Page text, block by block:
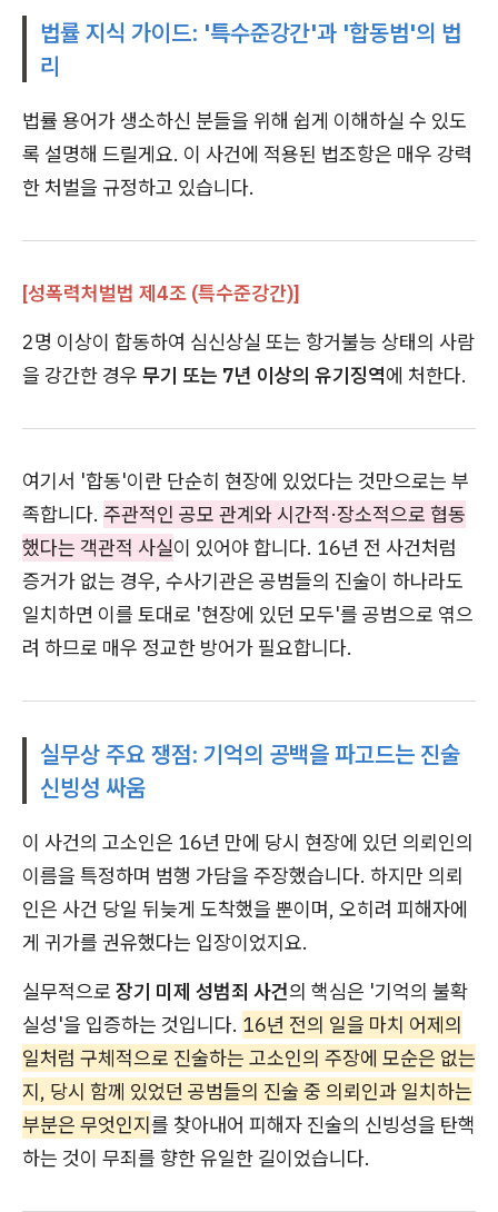
법률 지식 가이드: '특수준강간'과 '합동범'의 법
리
법률 용어가 생소하신 분들을 위해 쉽게 이해하실 수 있도
록 설명해 드릴게요. 이 사건에 적용된 법조항은 매우 강력
한 처벌을 규정하고 있습니다.
[성폭력처벌법 제4조 (특수준강간)]
2명 이상이 합동하여 심신상실 또는 항거불능 상태의 사람
을 강간한 경우 무기 또는 7년 이상의 유기징역에 처한다.
여기서 '합동'이란 단순히 현장에 있었다는 것만으로는 부
족합니다. 주관적인 공모 관계와 시간적·장소적으로 협동
했다는 객관적 사실이 있어야 합니다. 16년 전 사건처럼
증거가 없는 경우, 수사기관은 공범들의 진술이 하나라도
일치하면 이를 토대로 '현장에 있던 모두'를 공범으로 엮으
려 하므로 매우 정교한 방어가 필요합니다.
실무상 주요 쟁점: 기억의 공백을 파고드는 진술
신빙성 싸움
이 사건의 고소인은 16년 만에 당시 현장에 있던 의뢰인의
이름을 특정하며 범행 가담을 주장했습니다. 하지만 의뢰
인은 사건 당일 뒤늦게 도착했을 뿐이며, 오히려 피해자에
게 귀가를 권유했다는 입장이었지요.
실무적으로 장기 미제 성범죄 사건의 핵심은 '기억의 불확
실성'을 입증하는 것입니다. 16년 전의 일을 마치 어제의
일처럼 구체적으로 진술하는 고소인의 주장에 모순은 없는
지, 당시 함께 있었던 공범들의 진술 중 의뢰인과 일치하는
부분은 무엇인지를 찾아내어 피해자 진술의 신빙성을 탄핵
하는 것이 무죄를 향한 유일한 길이었습니다.